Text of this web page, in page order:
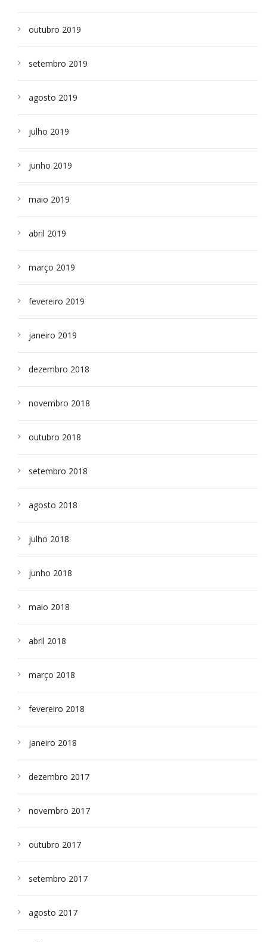
outubro 2019
setembro 2019
agosto 2019
julho 2019
junho 2019
maio 2019
abril 2019
março 2019
fevereiro 2019
janeiro 2019
dezembro 2018
novembro 2018
outubro 2018
setembro 2018
agosto 2018
julho 2018
junho 2018
maio 2018
abril 2018
março 2018
fevereiro 2018
janeiro 2018
dezembro 2017
novembro 2017
outubro 2017
setembro 2017
agosto 2017